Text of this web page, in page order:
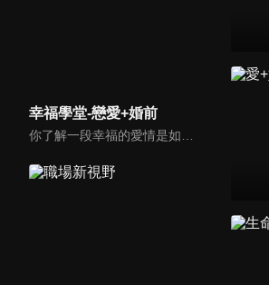
幸福學堂-戀愛+婚前